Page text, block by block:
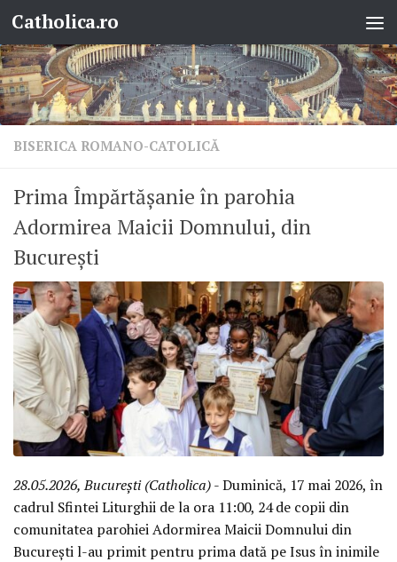
Skip to content
Catholica.ro
BISERICA ROMANO-CATOLICĂ
Prima Împărtășanie în parohia
Adormirea Maicii Domnului, din
București
28.05.2026, București (Catholica)- Duminică, 17 mai 2026, în
cadrul Sfintei Liturghii de la ora 11:00, 24 de copii din
comunitatea parohiei Adormirea Maicii Domnului din
București l-au primit pentru prima dată pe Isus în inimile